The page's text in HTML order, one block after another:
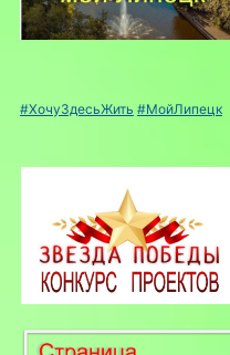
#ХочуЗдесьЖить #МойЛипецк